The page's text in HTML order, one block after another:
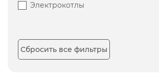
Электрокотлы
Сбросить все фильтры